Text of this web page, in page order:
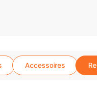
Accessoires